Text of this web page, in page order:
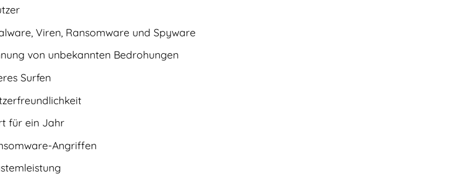
Viren, Ransomware und Spyware
von unbekannten Bedrohungen
Surfen
für ein Jahr
Angriffen